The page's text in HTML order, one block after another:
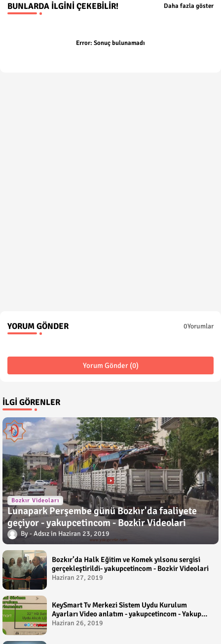
BUNLARDA İLGINI ÇEKEBILIR! Daha fazla göster
Error: Sonuç bulunamadı
YORUM GÖNDER 0Yorumlar
Yorum Gönder (0)
İLGI GÖRENLER
Bozkır Videoları
Lunapark Perşembe günü Bozkır'da faaliyete
geçiyor - yakupcetincom - Bozkir Videolari
Adsız Haziran 23, 2019
Bozkır’da Halk Eğitim ve Komek yılsonu sergisi
gerçekleştirildi- yakupcetincom - Bozkir Videolari
Haziran 27, 2019
KeySmart Tv Merkezi Sistem Uydu Kurulum
Ayarları Video anlatım - yakupcetincom - Yakup
Çetin
Haziran 26, 2019